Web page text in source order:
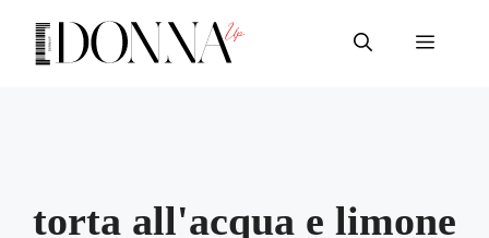
contenuto
Menu
torta all'acqua e limone